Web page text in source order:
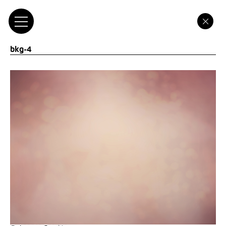
bkg-4